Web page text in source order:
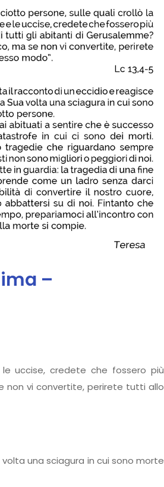
–
uccise, credete che fossero più
non vi convertite, perirete tutti allo
una sciagura in cui sono morte